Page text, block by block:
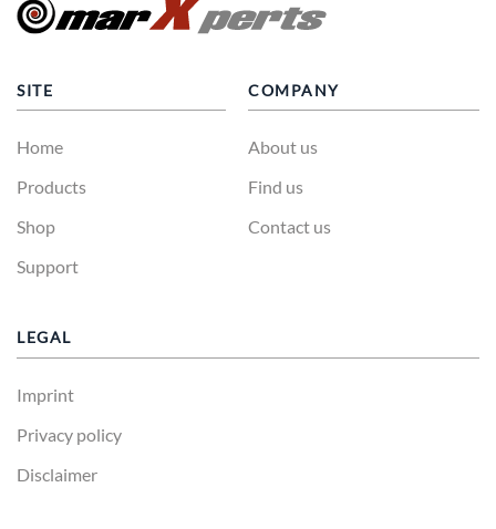
SITE
Home
Products
Shop
Support
COMPANY
About us
Find us
Contact us
LEGAL
Imprint
Privacy policy
Disclaimer